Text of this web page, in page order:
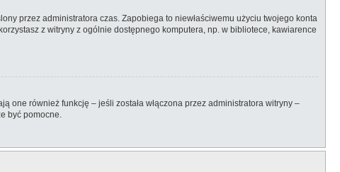
przez administratora czas. Zapobiega to niewłaściwemu użyciu twojego konta
z witryny z ogólnie dostępnego komputera, np. w bibliotece, kawiarence
one również funkcję – jeśli została włączona przez administratora witryny –
być pomocne.